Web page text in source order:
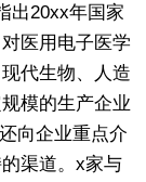
出20xx年国家
医用电子医学
代生物、人造
模的生产企业
向企业重点介
渠道。x家与